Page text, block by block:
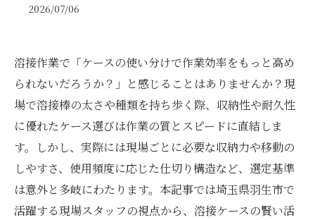
2026/07/06
溶接作業で「ケースの使い分けで作業効率をもっと高め
られないだろうか？」と感じることはありませんか？現
場で溶接棒の太さや種類を持ち歩く際、収納性や耐久性
に優れたケース選びは作業の質とスピードに直結しま
す。しかし、実際には現場ごとに必要な収納力や移動の
しやすさ、使用頻度に応じた仕切り構造など、選定基準
は意外と多岐にわたります。本記事では埼玉県羽生市で
活躍する現場スタッフの視点から、溶接ケースの賢い活